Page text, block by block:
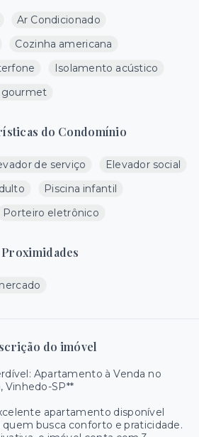
Ar Condicionado
Cozinha americana
Isolamento acústico
gourmet
do Condomínio
de serviço
Elevador social
Piscina infantil
Porteiro eletrônico
Proximidades
do imóvel
Apartamento à Venda no
Vinhedo-SP**
apartamento disponível
quem busca conforto e praticidade.